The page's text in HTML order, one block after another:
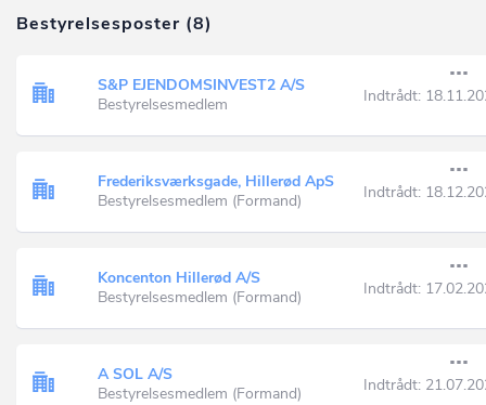
Bestyrelsesposter (8)
S&P EJENDOMSINVEST2 A/S
Bestyrelsesmedlem
Indtrådt:
Frederiksværksgade, Hillerød ApS
Bestyrelsesmedlem (Formand)
Indtrådt:
Koncenton Hillerød A/S
Bestyrelsesmedlem (Formand)
Indtrådt:
A SOL A/S
Bestyrelsesmedlem (Formand)
Indtrådt: